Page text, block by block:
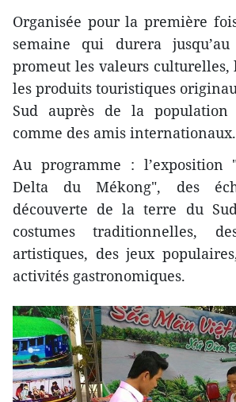
Organisée pour la première
semaine qui durera
promeut les valeurs culturelles,
les produits touristiques
Sud ​auprès de la
comme des amis internationaux.
Au programme :
Delta du Mékong", des
découverte de la terre du
costumes traditionnelles,
artistiques, des jeux
activités gastronomiques.